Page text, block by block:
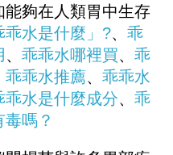
夠在人類胃中生存
乖水是什麼」?、 乖
、 乖乖水哪裡買、 乖
乖乖水推薦、 乖乖水
乖水是什麼成分、 乖
嗎？